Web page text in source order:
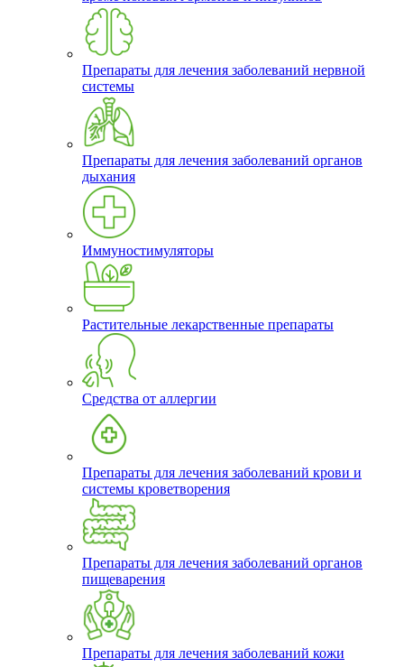
Препараты для лечения заболеваний нервной
системы
Препараты для лечения заболеваний органов
дыхания
Иммуностимуляторы
Растительные лекарственные препараты
Средства от аллергии
Препараты для лечения заболеваний крови и
системы кроветворения
Препараты для лечения заболеваний органов
пищеварения
Препараты для лечения заболеваний кожи